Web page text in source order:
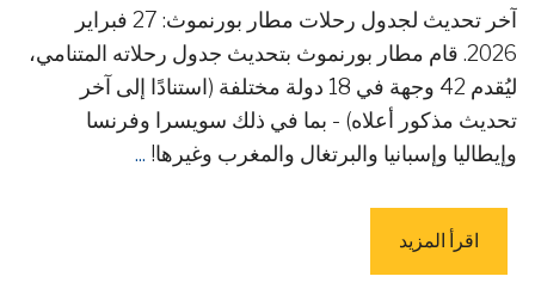
آخر تحديث لجدول رحلات مطار بورنموث: 27 فبراير
2026. قام مطار بورنموث بتحديث جدول رحلاته المتنامي،
ليُقدم 42 وجهة في 18 دولة مختلفة (استنادًا إلى آخر
تحديث مذكور أعلاه) - بما في ذلك سويسرا وفرنسا
وإيطاليا وإسبانيا والبرتغال والمغرب وغيرها! ...
اقرأ المزيد